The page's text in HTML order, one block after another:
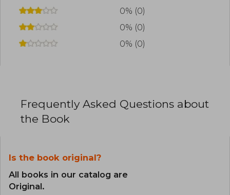
0% (0)
0% (0)
0% (0)
Frequently Asked Questions about
the Book
Is the book original?
All books in our catalog are
Original.